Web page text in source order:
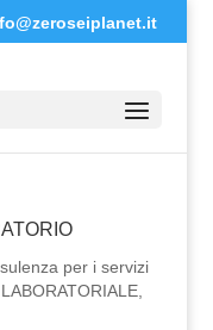
per i servizi
,